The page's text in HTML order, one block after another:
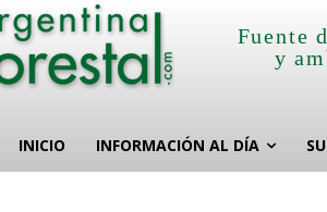
Fuente
y
INICIO INFORMACIÓN AL DÍA